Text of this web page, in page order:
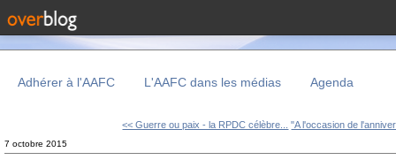
Adhérer à l'AAFC L'AAFC dans les médias Agenda
<< Guerre ou paix - la RPDC célèbre... "A l'occasion de
7 octobre 2015